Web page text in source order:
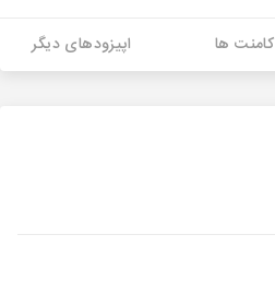
کامنت ها اپیزودهای دیگر